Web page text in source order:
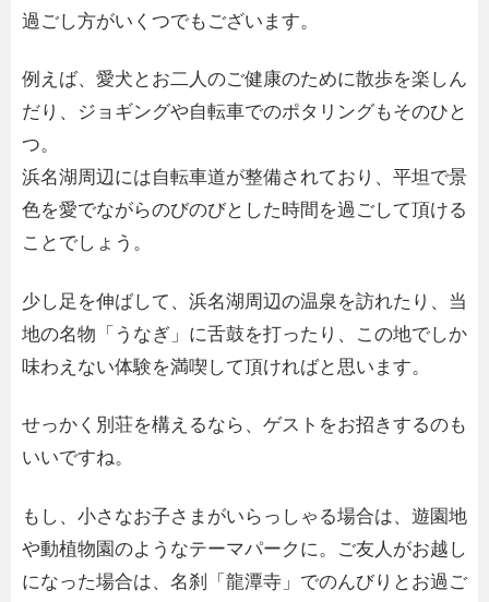
過ごし方がいくつでもございます。
例えば、愛犬とお二人のご健康のために散歩を楽しん
だり、ジョギングや自転車でのポタリングもそのひと
つ。
浜名湖周辺には自転車道が整備されており、平坦で景
色を愛でながらのびのびとした時間を過ごして頂ける
ことでしょう。
少し足を伸ばして、浜名湖周辺の温泉を訪れたり、当
地の名物「うなぎ」に舌鼓を打ったり、この地でしか
味わえない体験を満喫して頂ければと思います。
せっかく別荘を構えるなら、ゲストをお招きするのも
いいですね。
もし、小さなお子さまがいらっしゃる場合は、遊園地
や動植物園のようなテーマパークに。ご友人がお越し
になった場合は、名刹「龍潭寺」でのんびりとお過ご